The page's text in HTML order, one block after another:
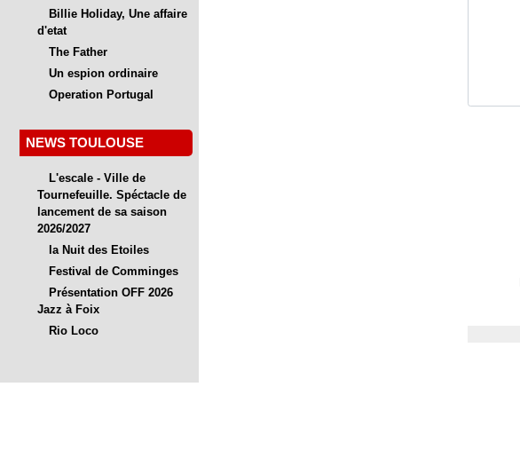
Billie Holiday, Une affaire
d'etat
The Father
Un espion ordinaire
Operation Portugal
NEWS TOULOUSE
L'escale - Ville de
Tournefeuille. Spéctacle de
lancement de sa saison
2026/2027
la Nuit des Etoiles
Festival de Comminges
Présentation OFF 2026
Jazz à Foix
Rio Loco